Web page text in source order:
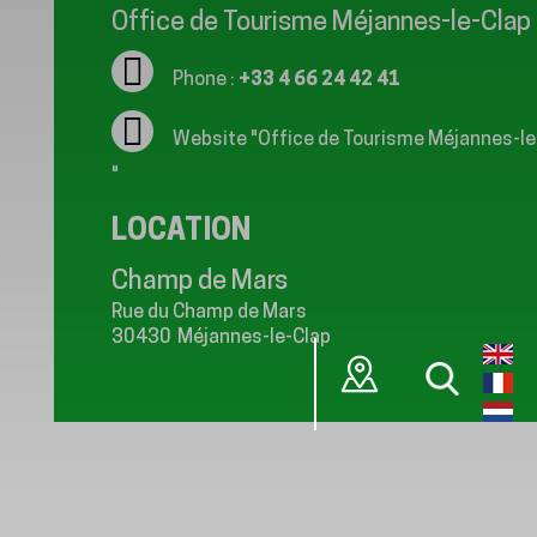
Office de Tourisme Méjannes-le-Clap
Phone : +33 4 66 24 42 41
Website "Office de Tourisme Méjannes-
"
LOCATION
Champ de Mars
Rue du Champ de Mars
30430 Méjannes-le-Clap